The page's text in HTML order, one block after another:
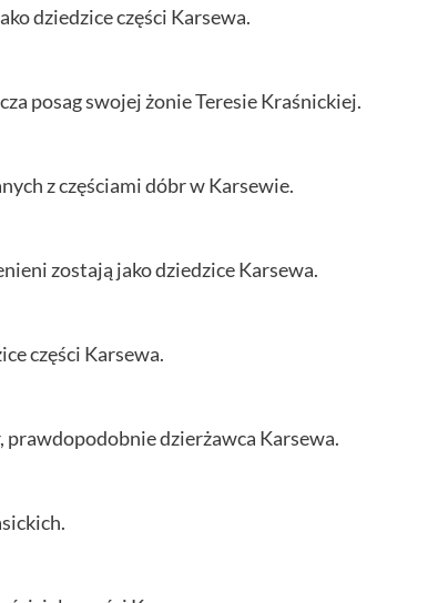
dziedzice części Karsewa.
posag swojej żonie Teresie Kraśnickiej.
z częściami dóbr w Karsewie.
zostają jako dziedzice Karsewa.
części Karsewa.
dzierżawca Karsewa.